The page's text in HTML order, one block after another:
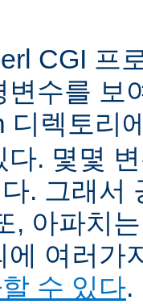
CGI 프
변수를 보
디렉토리
다. 몇몇
. 그래서
, 아파치
에 여러가
수 있다.